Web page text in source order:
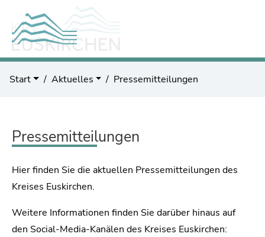
Start Aktuelles Pressemitteilungen
Pressemitteilungen
Hier finden Sie die aktuellen Pressemitteilungen des
Kreises Euskirchen.
Weitere Informationen finden Sie darüber hinaus auf
den Social-Media-Kanälen des Kreises Euskirchen: